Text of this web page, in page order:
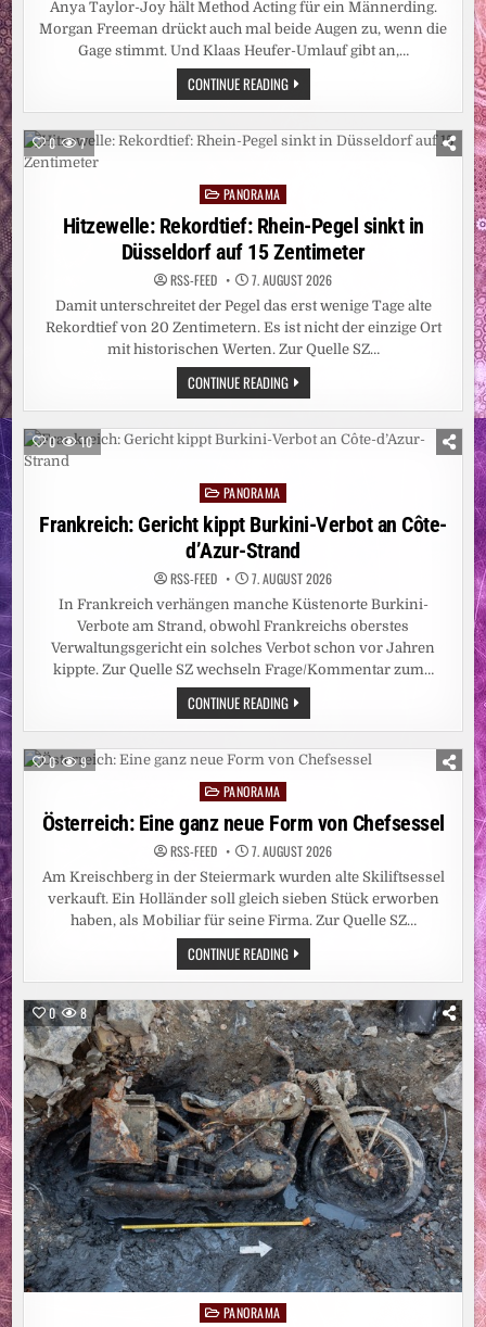
Anya Taylor-Joy hält Method Acting für ein Männerding.
Morgan Freeman drückt auch mal beide Augen zu, wenn die
Gage stimmt. Und Klaas Heufer-Umlauf gibt an,…
CONTINUE READINGLEUTE:
DAS
ARSCHLOCH
AM
SET
0 7
PostedPANORAMA
Hitzewelle: Rekordtief: Rhein-Pegel sinkt in
Düsseldorf auf 15 Zentimeter
RSS-FEED 7. AUGUST 2026
Damit unterschreitet der Pegel das erst wenige Tage alte
Rekordtief von 20 Zentimetern. Es ist nicht der einzige Ort
mit historischen Werten. Zur Quelle SZ…
CONTINUE READINGHITZEWELLE:
REKORDTIEF:
RHEIN-
PEGEL
SINKT
0 10
Posted
in
PANORAMA
Frankreich: Gericht kippt Burkini-Verbot an Côte-
d’Azur-Strand
RSS-FEED 7. AUGUST 2026
In Frankreich verhängen manche Küstenorte Burkini-
Verbote am Strand, obwohl Frankreichs oberstes
Verwaltungsgericht ein solches Verbot schon vor Jahren
kippte. Zur Quelle SZ wechseln Frage/Kommentar zum…
CONTINUE READINGFRANKREICH:
GERICHT
KIPPT
BURKINI-
VERBOT
STRAND
0 9
PostedPANORAMA
Österreich: Eine ganz neue Form von Chefsessel
RSS-FEED 7. AUGUST 2026
Am Kreischberg in der Steiermark wurden alte Skiliftsessel
verkauft. Ein Holländer soll gleich sieben Stück erworben
haben, als Mobiliar für seine Firma. Zur Quelle SZ…
CONTINUE READINGÖSTERREICH:
EINE
GANZ
NEUE
FORM
VON
CHEFSESSEL
0 8
PostedPANORAMA